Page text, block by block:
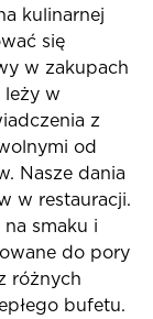
kulinarnej
się
w zakupach
leży w
z
od
Nasze dania
w restauracji.
smaku i
do pory
różnych
bufetu.